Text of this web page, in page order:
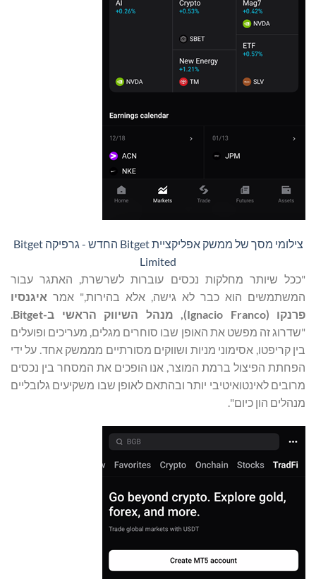
צילומי מסך של ממשק אפליקציית Bitget החדש - גרפיקה Bitget
Limited
"ככל שיותר מחלקות נכסים עוברות לשרשרת, האתגר עבור
המשתמשים הוא כבר לא גישה, אלא בהירות," אמר איגנסיו
פרנקו (Ignacio Franco
), מנהל השיווק הראשי ב-Bitget
.
"שדרוג זה מפשט את האופן שבו סוחרים מגלים, מעריכים ופועלים
בין קריפטו, אסימוני מניות ושווקים מסורתיים מממשק אחד. על ידי
הפחתת הפיצול ברמת המוצר, אנו הופכים את המסחר בין נכסים
מרובים לאינטואיטיבי יותר ובהתאם לאופן שבו משקיעים גלובליים
מנהלים הון כיום".